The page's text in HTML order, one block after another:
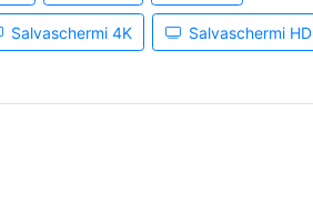
Salvaschermi 4K Salvaschermi HD